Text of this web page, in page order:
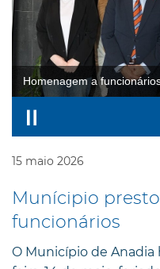
Homenagem a
15 maio 2026
Munícipio
funcionários
O Município de